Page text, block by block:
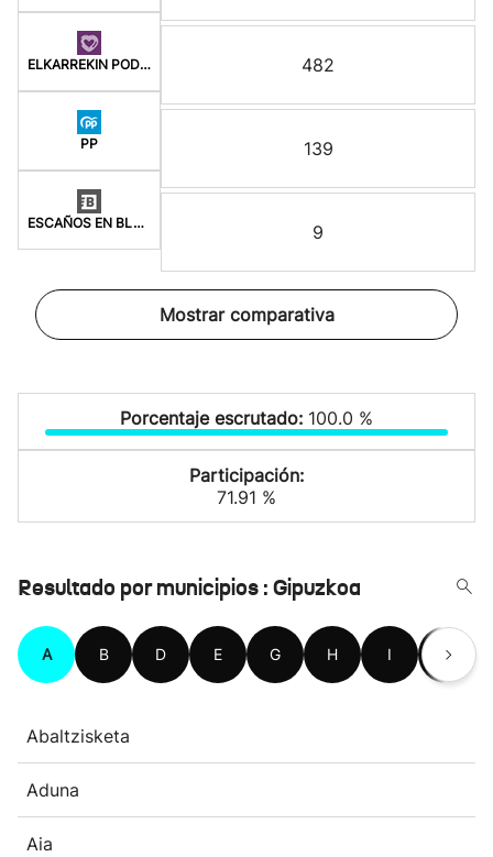
ELKARREKIN PODEMOS
PP
ESCAÑOS EN BLANCO
482
139
9
Mostrar comparativa
Porcentaje escrutado: 100.0 %
Participación:
71.91 %
Resultado por municipios : Gipuzkoa
A B D E G H I L
Abaltzisketa
Aduna
Aia